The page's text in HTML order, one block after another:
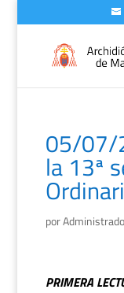
05/07/
la 13ª
por
PRIMERA